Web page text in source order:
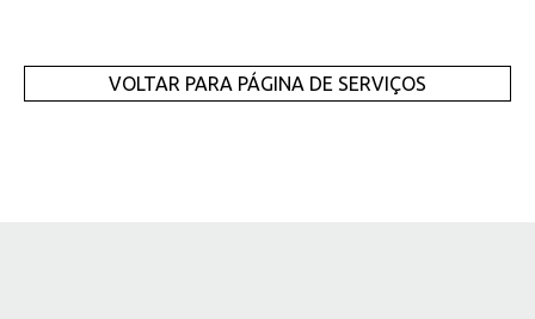
VOLTAR PARA PÁGINA DE SERVIÇOS